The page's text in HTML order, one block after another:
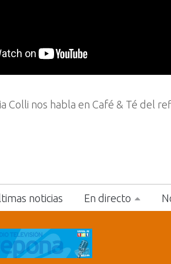
Colli nos habla en Café & Té del
noticias En directo